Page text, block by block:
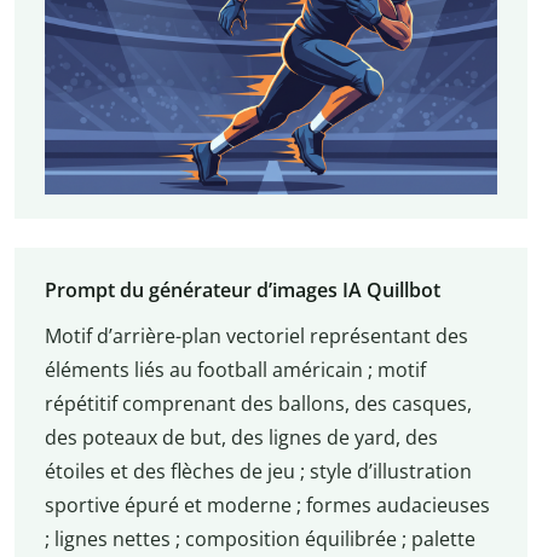
Prompt du générateur d’images IA Quillbot
Motif d’arrière-plan vectoriel représentant des
éléments liés au football américain ; motif
répétitif comprenant des ballons, des casques,
des poteaux de but, des lignes de yard, des
étoiles et des flèches de jeu ; style d’illustration
sportive épuré et moderne ; formes audacieuses
; lignes nettes ; composition équilibrée ; palette